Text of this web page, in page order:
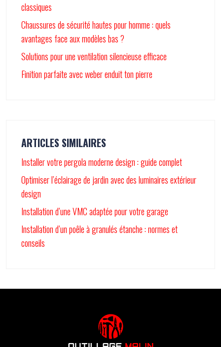
classiques
Chaussures de sécurité hautes pour homme : quels
avantages face aux modèles bas ?
Solutions pour une ventilation silencieuse efficace
Finition parfaite avec weber enduit ton pierre
ARTICLES SIMILAIRES
Installer votre pergola moderne design : guide complet
Optimiser l’éclairage de jardin avec des luminaires extérieur
design
Installation d’une VMC adaptée pour votre garage
Installation d’un poêle à granulés étanche : normes et
conseils